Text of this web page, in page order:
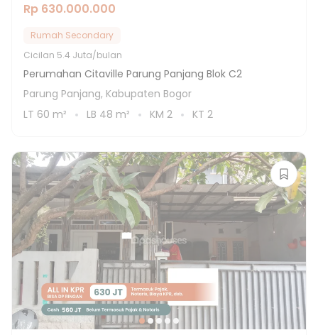
Rp 630.000.000
Rumah Secondary
Cicilan 5.4 Juta/bulan
Perumahan Citaville Parung Panjang Blok C2
Parung Panjang, Kabupaten Bogor
LT 60 m² LB 48 m² KM 2 KT 2